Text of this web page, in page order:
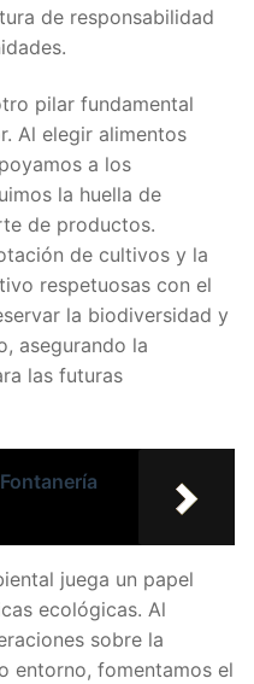
de responsabilidad
pilar fundamental
Al elegir alimentos
a los
la huella de
de productos.
de cultivos y la
respetuosas con el
la biodiversidad y
asegurando la
las futuras
juega un papel
ecológicas. Al
sobre la
entorno, fomentamos el